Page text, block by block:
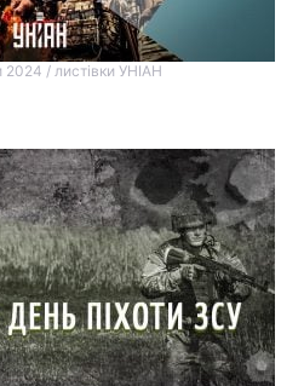
2024 / листівки УНІАН